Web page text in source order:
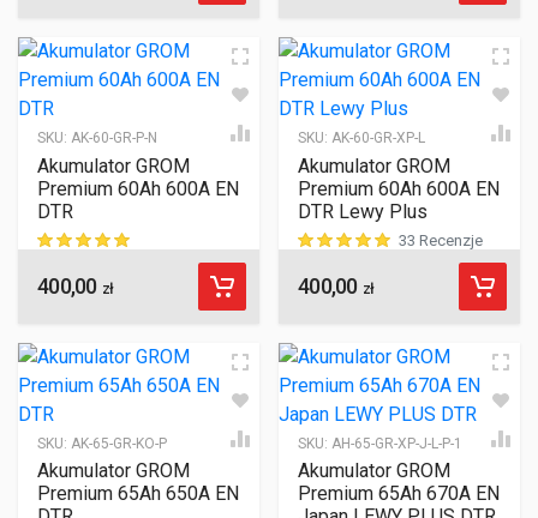
SKU: AK-60-GR-P-N
Akumulator GROM
Premium 60Ah 600A EN
DTR
ocen klientów
400,00 zł
SKU: AK-60-GR-XP-L
Akumulator GROM
Premium 60Ah 600A EN
DTR Lewy Plus
ocen klientów
33 Recenzje
400,00 zł
SKU: AK-65-GR-KO-P
Akumulator GROM
Premium 65Ah 650A EN
SKU: AH-65-GR-XP-J-L-P-1
Akumulator GROM
Premium 65Ah 670A EN